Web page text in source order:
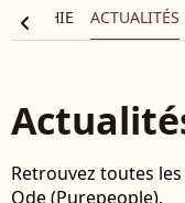
ACTUALITÉS
chevron_left
Retrouvez toutes
Ode (Purepeople).